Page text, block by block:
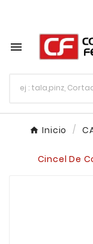

Inicio
Cincel De